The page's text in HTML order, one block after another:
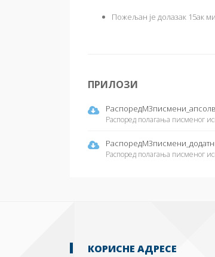
Пожељан је долазак 15ак
ПРИЛОЗИ
Распоред полагања писменог
Распоред полагања писменог
КОРИСНЕ АДРЕСЕ